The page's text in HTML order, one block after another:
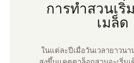
การทําสวนเริ่
เมล็ด
ในแต่ละปีเมื่อวันเวลายาว